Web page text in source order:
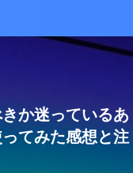
降る静かな癒し
ますか？ 窓ガラスを叩
ズミカルな音、 そして
じゃない！自分
方法
考えたこと・・・ 今年
か迷っているあ
てみた感想と注
〜最近どハマり
やSNSを見ていたの
のも、現実とは何か？
の理想の姿を考える
でとうございます。 今
す。 とはいえ、近年お
（量子波動
？
（Healy）つかってない
ました
デー Ipadが安くなって
第１０世代（無印）購
ヒーリー）量子
）量子波動調整器につ
原さんの解雇に
。 多分今、かなり有名